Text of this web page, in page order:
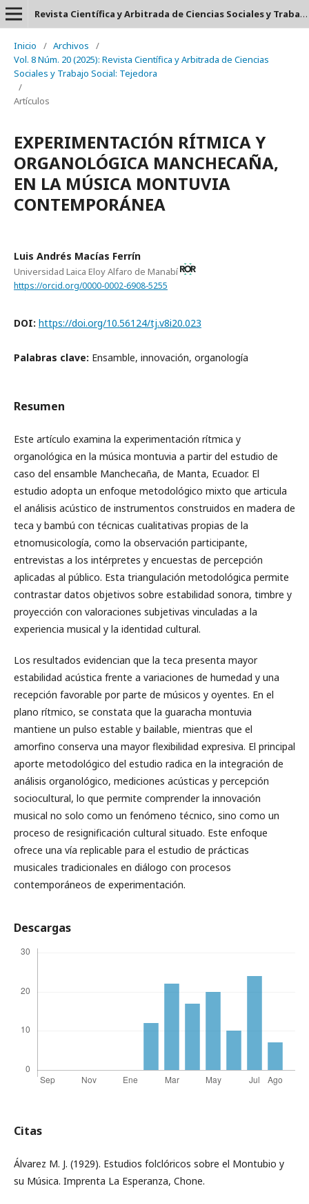
Revista Científica y Arbitrada de Ciencias Sociales y Trabajo Social: Tejedora. ISSN: 2697-3626
Inicio / Archivos
/
Vol. 8 Núm. 20 (2025): Revista Científica y Arbitrada de Ciencias
Sociales y Trabajo Social: Tejedora
/
Artículos
EXPERIMENTACIÓN RÍTMICA Y
ORGANOLÓGICA MANCHECAÑA,
EN LA MÚSICA MONTUVIA
CONTEMPORÁNEA
Luis Andrés Macías Ferrín
Universidad Laica Eloy Alfaro de Manabí
https://orcid.org/0000-0002-6908-5255
DOI: https://doi.org/10.56124/tj.v8i20.023
Palabras clave: Ensamble, innovación, organología
Resumen
Este artículo examina la experimentación rítmica y
organológica en la música montuvia a partir del estudio de
caso del ensamble Manchecaña, de Manta, Ecuador. El
estudio adopta un enfoque metodológico mixto que articula
el análisis acústico de instrumentos construidos en madera de
teca y bambú con técnicas cualitativas propias de la
etnomusicología, como la observación participante,
entrevistas a los intérpretes y encuestas de percepción
aplicadas al público. Esta triangulación metodológica permite
contrastar datos objetivos sobre estabilidad sonora, timbre y
proyección con valoraciones subjetivas vinculadas a la
experiencia musical y la identidad cultural.
Los resultados evidencian que la teca presenta mayor
estabilidad acústica frente a variaciones de humedad y una
recepción favorable por parte de músicos y oyentes. En el
plano rítmico, se constata que la guaracha montuvia
mantiene un pulso estable y bailable, mientras que el
amorfino conserva una mayor flexibilidad expresiva. El principal
aporte metodológico del estudio radica en la integración de
análisis organológico, mediciones acústicas y percepción
sociocultural, lo que permite comprender la innovación
musical no solo como un fenómeno técnico, sino como un
proceso de resignificación cultural situado. Este enfoque
ofrece una vía replicable para el estudio de prácticas
musicales tradicionales en diálogo con procesos
contemporáneos de experimentación.
Descargas
Citas
Álvarez M. J. (1929). Estudios folclóricos sobre el Montubio y
su Música. Imprenta La Esperanza, Chone.